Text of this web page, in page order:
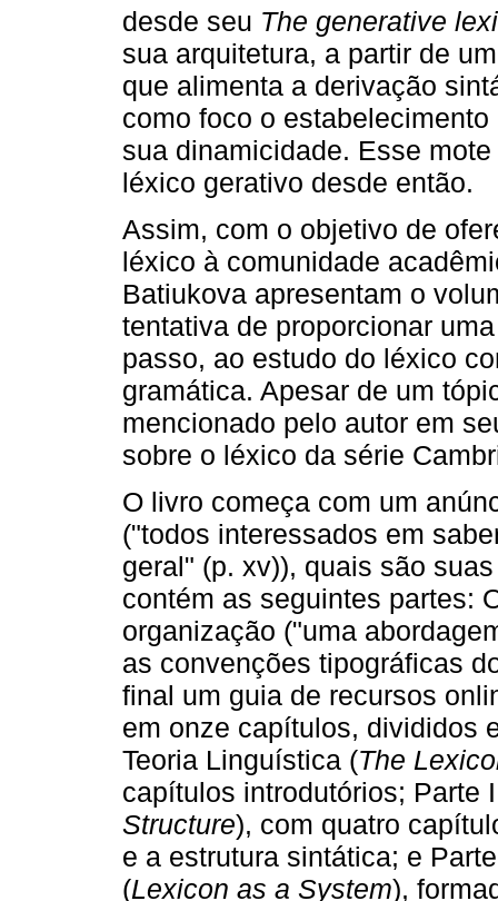
desde seu The generative
sua arquitetura, a partir de
que alimenta a derivação
como foco o
sua dinamicidade. Esse
léxico gerativo desde então.
Assim, com o objetivo de
léxico à comunidade
Batiukova apresentam o
tentativa de proporcionar
passo, ao estudo do léxico
gramática. Apesar de um
mencionado pelo autor em
sobre o léxico da série
O livro começa com um
("todos interessados ​​em
geral" (p. xv)), quais são
contém as seguintes partes:
organização ("uma
as convenções tipográficas
final um guia de recursos
em onze capítulos, divididos
Teoria Linguística (The
capítulos introdutórios; Parte
Structure), com quatro
e a estrutura sintática; e
(Lexicon as a System),